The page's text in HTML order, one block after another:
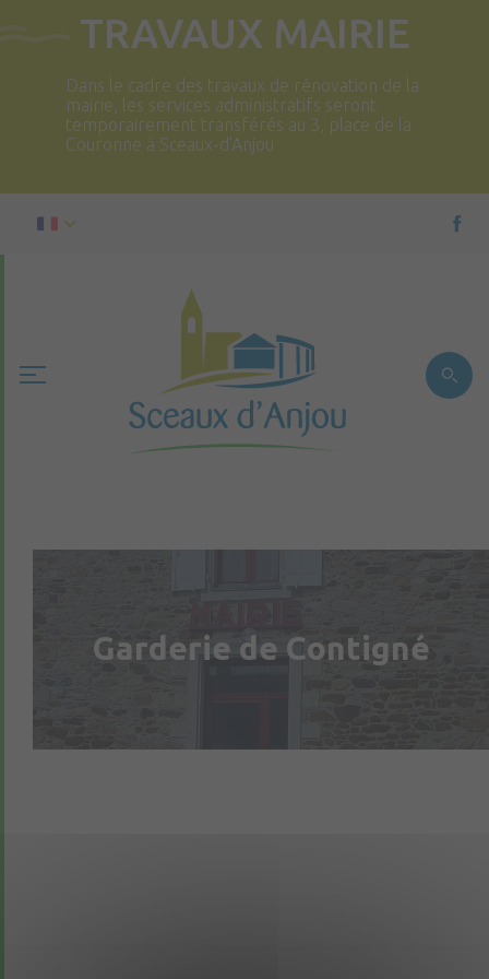
TRAVAUX MAIRIE
Dans le cadre des travaux de rénovation de la
mairie, les services administratifs seront
temporairement transférés au 3, place de la
Couronne à Sceaux-d’Anjou
Garderie de Contigné